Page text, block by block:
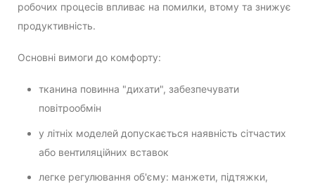
робочих процесів впливає на помилки, втому та знижує
продуктивність.
Основні вимоги до комфорту:
тканина повинна "дихати", забезпечувати
повітрообмін
у літніх моделей допускається наявність сітчастих
або вентиляційних вставок
легке регулювання об'єму: манжети, підтяжки,